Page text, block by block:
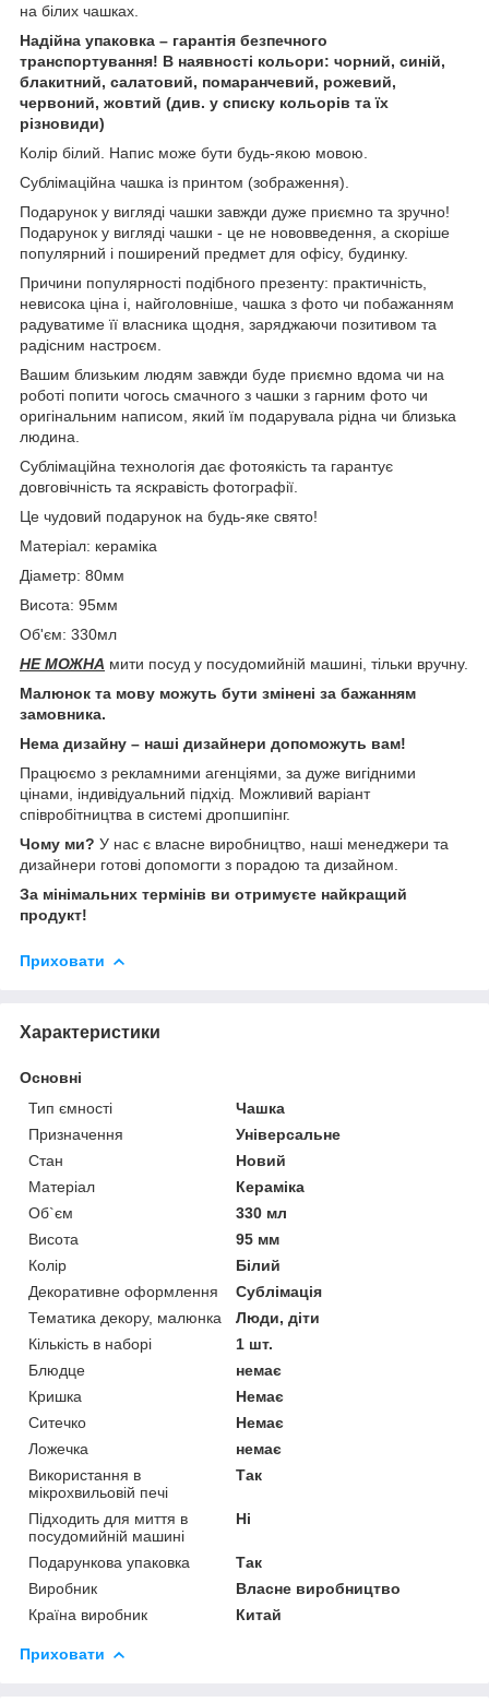
на білих чашках.
Надійна упаковка – гарантія безпечного
транспортування! В наявності кольори: чорний, синій,
блакитний, салатовий, помаранчевий, рожевий,
червоний, жовтий (див. у списку кольорів та їх
різновиди)
Колір білий. Напис може бути будь-якою мовою.
Сублімаційна чашка із принтом (зображення).
Подарунок у вигляді чашки завжди дуже приємно та зручно!
Подарунок у вигляді чашки - це не нововведення, а скоріше
популярний і поширений предмет для офісу, будинку.
Причини популярності подібного презенту: практичність,
невисока ціна і, найголовніше, чашка з фото чи побажанням
радуватиме її власника щодня, заряджаючи позитивом та
радісним настроєм.
Вашим близьким людям завжди буде приємно вдома чи на
роботі попити чогось смачного з чашки з гарним фото чи
оригінальним написом, який їм подарувала рідна чи близька
людина.
Сублімаційна технологія дає фотоякість та гарантує
довговічність та яскравість фотографії.
Це чудовий подарунок на будь-яке свято!
Матеріал: кераміка
Діаметр: 80мм
Висота: 95мм
Об'єм: 330мл
НЕ МОЖНА мити посуд у посудомийній машині, тільки вручну.
Малюнок та мову можуть бути змінені за бажанням
замовника.
Нема дизайну – наші дизайнери допоможуть вам!
Працюємо з рекламними агенціями, за дуже вигідними
цінами, індивідуальний підхід. Можливий варіант
співробітництва в системі дропшипінг.
Чому ми? У нас є власне виробництво, наші менеджери та
дизайнери готові допомогти з порадою та дизайном.
За мінімальних термінів ви отримуєте найкращий
продукт!
Приховати
Характеристики
Основні
Тип ємності
Чашка
Призначення
Універсальне
Стан
Новий
Матеріал
Кераміка
Об`єм
330 мл
Висота
95 мм
Колір
Білий
Декоративне оформлення
Сублімація
Тематика декору, малюнка
Люди, діти
Кількість в наборі
1 шт.
Блюдце
немає
Кришка
Немає
Ситечко
Немає
Ложечка
немає
Використання в
мікрохвильовій печі
Так
Підходить для миття в
посудомийній машині
Ні
Подарункова упаковка
Так
Виробник
Власне виробництво
Країна виробник
Китай
Приховати